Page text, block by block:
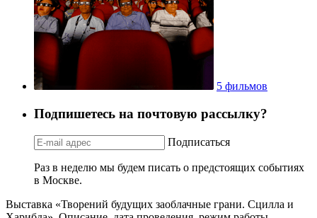
5 фильмов
Подпишетесь на почтовую рассылку?
Подписаться
Раз в неделю мы будем писать о предстоящих событиях
в Москве.
Выставка «Творений будущих заоблачные грани. Сцилла и